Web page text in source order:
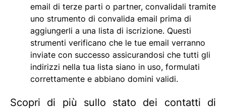
email di terze parti o partner, convalidali tramite
uno strumento di convalida email prima di
aggiungerli a una lista di iscrizione. Questi
strumenti verificano che le tue email verranno
inviate con successo assicurandosi che tutti gli
indirizzi nella tua lista siano in uso, formulati
correttamente e abbiano domini validi.
Scopri di più sullo stato dei contatti di